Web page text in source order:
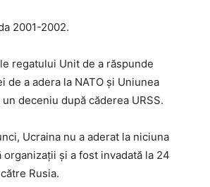
2001-2002.
regatului Unit de a răspunde
de a adera la NATO şi Uniunea
un deceniu după căderea URSS.
Ucraina nu a aderat la niciuna
şi a fost invadată la 24
Rusia.